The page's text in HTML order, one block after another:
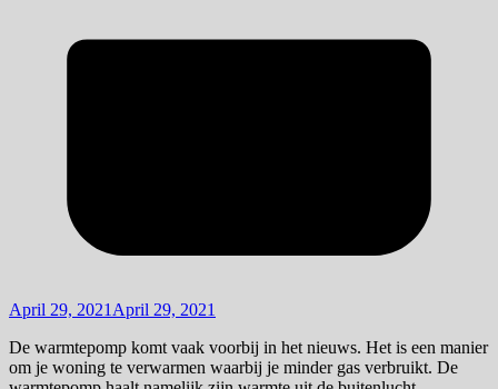
April 29, 2021 April 29, 2021
De warmtepomp komt vaak voorbij in het nieuws. Het is een manier
om je woning te verwarmen waarbij je minder gas verbruikt. De